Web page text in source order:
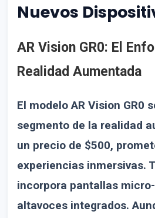
Nuevos
AR Vision GR0: El
Realidad Aumentada
El modelo AR Vision GR0
segmento de la realidad
un precio de $500,
experiencias inmersivas.
incorpora pantallas
altavoces integrados.